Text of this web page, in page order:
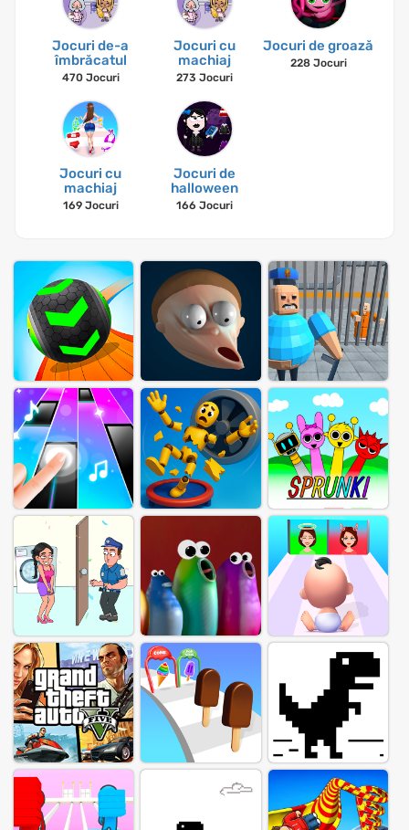
Jocuri de-a
îmbrăcatul
470 Jocuri
Jocuri cu
machiaj
273 Jocuri
Jocuri de groază
228 Jocuri
Jocuri cu
machiaj
169 Jocuri
Jocuri de
halloween
166 Jocuri